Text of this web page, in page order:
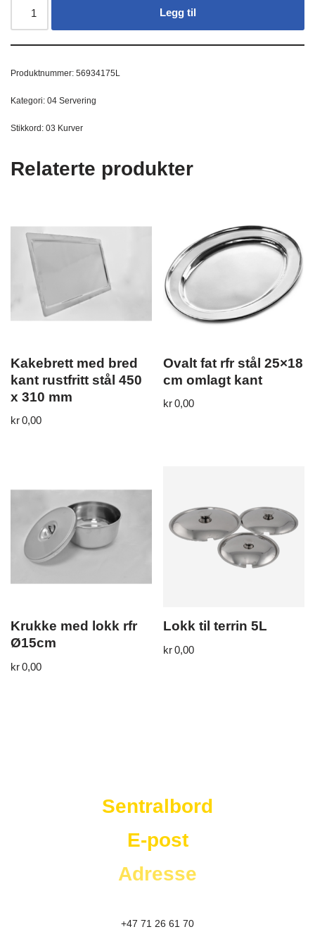
Legg til
Produktnummer: 56934175L
Kategori: 04 Servering
Stikkord: 03 Kurver
Relaterte produkter
Kakebrett med bred
kant rustfritt stål 450
x 310 mm
kr0,00
Ovalt fat rfr stål 25×18
cm omlagt kant
kr0,00
Krukke med lokk rfr
Ø15cm
kr0,00
Lokk til terrin 5L
kr0,00
Sentralbord
E-post
Adresse
+47 71 26 61 70